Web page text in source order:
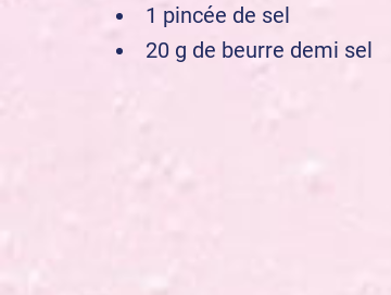
1 pincée de sel
20 g de beurre demi sel